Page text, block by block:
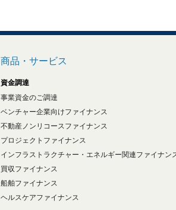
商品・サービス
資金調達
事業資金のご調達
ベンチャー企業向けファイナンス
不動産ノンリコースファイナンス
プロジェクトファイナンス
インフラストラクチャー・エネルギー関連ファイナン
買収ファイナンス
船舶ファイナンス
ヘルスケアファイナンス